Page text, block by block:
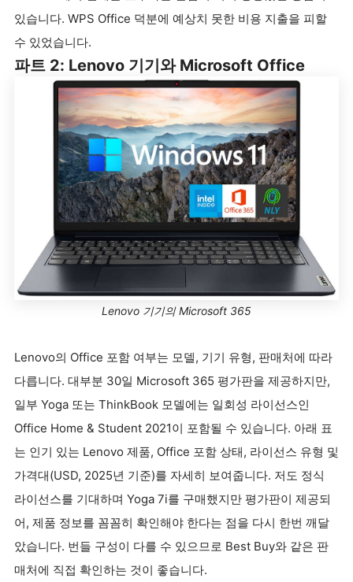
있습니다. WPS Office 덕분에 예상치 못한 비용 지출을 피할
수 있었습니다.
파트 2: Lenovo 기기와 Microsoft Office
Lenovo 기기의 Microsoft 365
Lenovo의 Office 포함 여부는 모델, 기기 유형, 판매처에 따라
다릅니다. 대부분 30일 Microsoft 365 평가판을 제공하지만,
일부 Yoga 또는 ThinkBook 모델에는 일회성 라이선스인
Office Home & Student 2021이 포함될 수 있습니다. 아래 표
는 인기 있는 Lenovo 제품, Office 포함 상태, 라이선스 유형 및
가격대(USD, 2025년 기준)를 자세히 보여줍니다. 저도 정식
라이선스를 기대하며 Yoga 7i를 구매했지만 평가판이 제공되
어, 제품 정보를 꼼꼼히 확인해야 한다는 점을 다시 한번 깨달
았습니다. 번들 구성이 다를 수 있으므로 Best Buy와 같은 판
매처에 직접 확인하는 것이 좋습니다.